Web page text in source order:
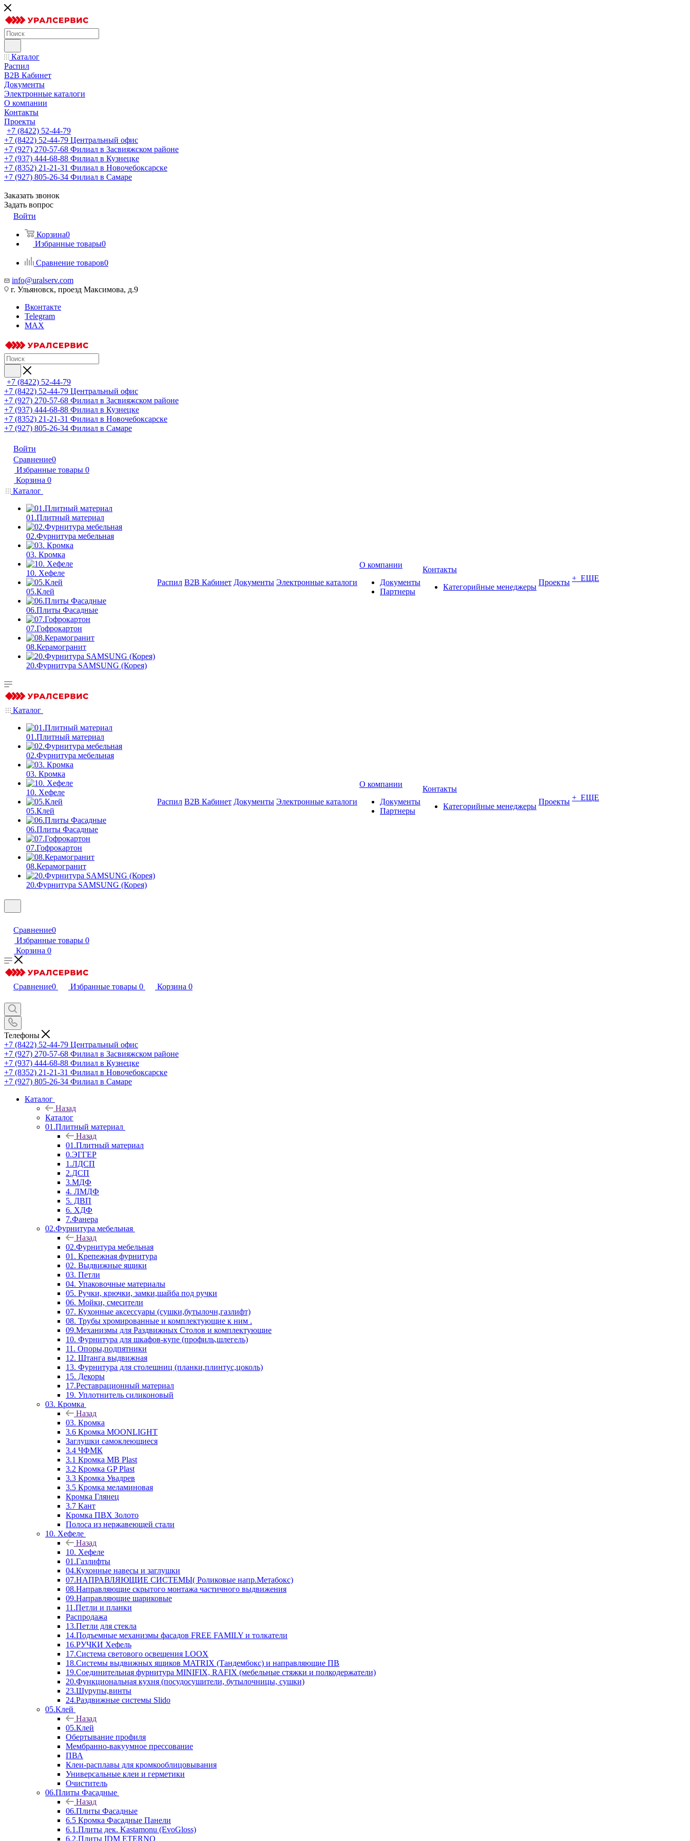
Каталог
Распил
B2B Кабинет
Документы
Электронные каталоги
О компании
Контакты
Проекты
+7 (8422) 52-44-79
+7 (8422) 52-44-79 Центральный офис
+7 (927) 270-57-68 Филиал в Засвияжском районе
+7 (937) 444-68-88 Филиал в Кузнецке
+7 (8352) 21-21-31 Филиал в Новочебоксарске
+7 (927) 805-26-34 Филиал в Самаре
Заказать звонок
Задать вопрос
Войти
Корзина0
Избранные товары0
Сравнение товаров0
info@uralserv.com
г. Ульяновск, проезд Максимова, д.9
Вконтакте
Telegram
MAX
+7 (8422) 52-44-79
+7 (8422) 52-44-79 Центральный офис
+7 (927) 270-57-68 Филиал в Засвияжском районе
+7 (937) 444-68-88 Филиал в Кузнецке
+7 (8352) 21-21-31 Филиал в Новочебоксарске
+7 (927) 805-26-34 Филиал в Самаре
Войти
Сравнение0
Избранные товары 0
Корзина 0
Каталог
01.Плитный материал
02.Фурнитура мебельная
03. Кромка
10. Хефеле
05.Клей
06.Плиты Фасадные
07.Гофрокартон
08.Керамогранит
20.Фурнитура SAMSUNG (Корея)
Распил B2B Кабинет Документы Электронные каталоги
О компании
Документы
Партнеры
Контакты
Категорийные менеджеры
Проекты + ЕЩЕ
Каталог
01.Плитный материал
02.Фурнитура мебельная
03. Кромка
10. Хефеле
05.Клей
06.Плиты Фасадные
07.Гофрокартон
08.Керамогранит
20.Фурнитура SAMSUNG (Корея)
Распил B2B Кабинет Документы Электронные каталоги
О компании
Документы
Партнеры
Контакты
Категорийные менеджеры
Проекты + ЕЩЕ
Сравнение0
Избранные товары 0
Корзина 0
Сравнение0 Избранные товары 0 Корзина 0
Телефоны
+7 (8422) 52-44-79 Центральный офис
+7 (927) 270-57-68 Филиал в Засвияжском районе
+7 (937) 444-68-88 Филиал в Кузнецке
+7 (8352) 21-21-31 Филиал в Новочебоксарске
+7 (927) 805-26-34 Филиал в Самаре
Каталог
Назад
Каталог
01.Плитный материал
Назад
01.Плитный материал
0.ЭГГЕР
1.ЛДСП
2.ДСП
3.МДФ
4. ЛМДФ
5. ДВП
6. ХДФ
7.Фанера
02.Фурнитура мебельная
Назад
02.Фурнитура мебельная
01. Крепежная фурнитура
02. Выдвижные ящики
03. Петли
04. Упаковочные материалы
05. Ручки, крючки, замки,шайба под ручки
06. Мойки, смесители
07. Кухонные аксессуары (сушки,бутылочн,газлифт)
08. Трубы хромированные и комплектующие к ним .
09.Механизмы для Раздвижных Столов и комплектующие
10. Фурнитура для шкафов-купе (профиль,шлегель)
11. Опоры,подпятники
12. Штанга выдвижная
13. Фурнитура для столешниц (планки,плинтус,цоколь)
15. Декоры
17.Реставрационный материал
19. Уплотнитель силиконовый
03. Кромка
Назад
03. Кромка
3.6 Кромка MOONLIGHT
Заглушки самоклеющиеся
3.4 ЧФМК
3.1 Кромка MB Plast
3.2 Кромка GP Plast
3.3 Кромка Увадрев
3.5 Кромка меламиновая
Кромка Глянец
3.7 Кант
Кромка ПВХ Золото
Полоса из нержавеющей стали
10. Хефеле
Назад
10. Хефеле
01.Газлифты
04.Кухонные навесы и заглушки
07.НАПРАВЛЯЮЩИЕ СИСТЕМЫ( Роликовые напр.Метабокс)
08.Направляющие скрытого монтажа частичного выдвижения
09.Направляющие шариковые
11.Петли и планки
Распродажа
13.Петли для стекла
14.Подъемные механизмы фасадов FREE FAMILY и толкатели
16.РУЧКИ Хефель
17.Система светового освещения LOOX
18.Системы выдвижных ящиков MATRIX (Тандембокс) и направляющие ПВ
19.Соединительная фурнитура MINIFIX, RAFIX (мебельные стяжки и полкодержатели)
20.Функциональная кухня (посудосушители, бутылочницы, сушки)
23.Шурупы,винты
24.Раздвижные системы Slido
05.Клей
Назад
05.Клей
Обертывание профиля
Мембранно-вакуумное прессование
ПВА
Клеи-расплавы для кромкооблицовывания
Универсальные клеи и герметики
Очиститель
06.Плиты Фасадные
Назад
06.Плиты Фасадные
6.5 Кромка Фасадные Панели
6.1.Плиты дек. Kastamonu (EvoGloss)
6.2.Плиты IDM ETERNO